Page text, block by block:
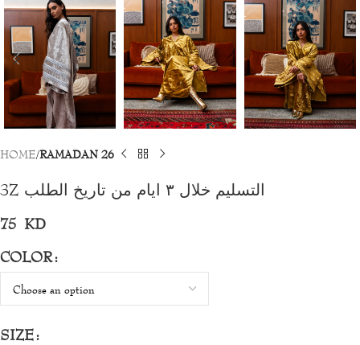
HOME RAMADAN 26
3Z التسليم خلال ٣ ايام من تاريخ الطلب
75 KD
COLOR
SIZE